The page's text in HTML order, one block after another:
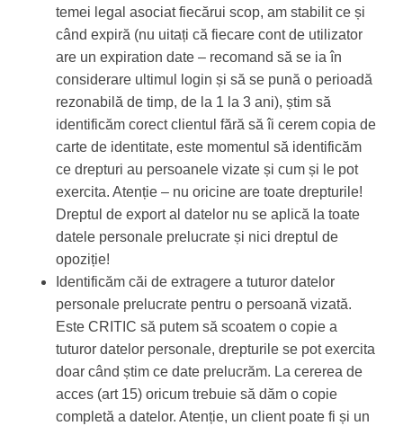
temei legal asociat fiecărui scop, am stabilit ce și
când expiră (nu uitați că fiecare cont de utilizator
are un expiration date – recomand să se ia în
considerare ultimul login și să se pună o perioadă
rezonabilă de timp, de la 1 la 3 ani), știm să
identificăm corect clientul fără să îi cerem copia de
carte de identitate, este momentul să identificăm
ce drepturi au persoanele vizate și cum și le pot
exercita. Atenție – nu oricine are toate drepturile!
Dreptul de export al datelor nu se aplică la toate
datele personale prelucrate și nici dreptul de
opoziție!
Identificăm căi de extragere a tuturor datelor
personale prelucrate pentru o persoană vizată.
Este CRITIC să putem să scoatem o copie a
tuturor datelor personale, drepturile se pot exercita
doar când știm ce date prelucrăm. La cererea de
acces (art 15) oricum trebuie să dăm o copie
completă a datelor. Atenție, un client poate fi și un